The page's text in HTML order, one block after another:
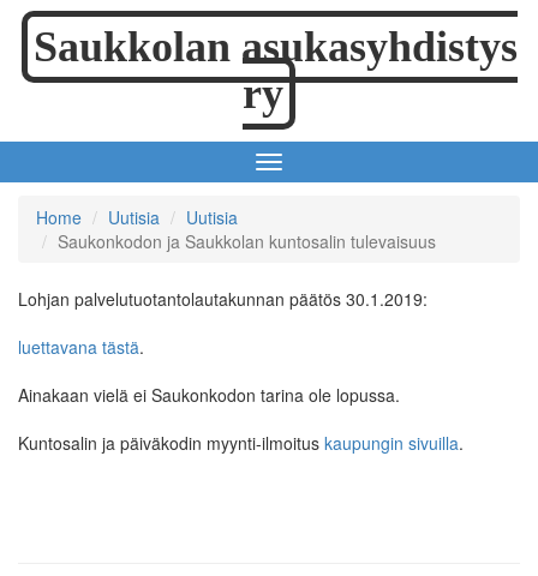
Saukkolan asukasyhdistys
ry
Home Uutisia
Uutisia
Saukonkodon ja Saukkolan kuntosalin tulevaisuus
Lohjan palvelutuotantolautakunnan päätös 30.1.2019:
luettavana tästä.
Ainakaan vielä ei Saukonkodon tarina ole lopussa.
Kuntosalin ja päiväkodin myynti-ilmoitus kaupungin sivuilla.